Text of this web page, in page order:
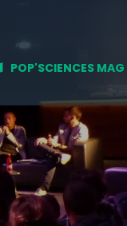
POP'SCIENCES MAG